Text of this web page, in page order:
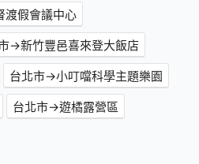
渡假會議中心
→新竹豐邑喜來登大飯店
台北市→小叮噹科學主題樂園
台北市→遊橘露營區